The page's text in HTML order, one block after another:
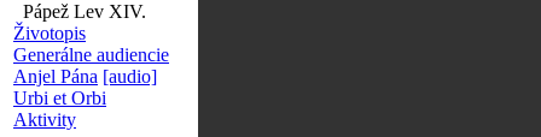
Pápež Lev XIV.
Životopis
Generálne audiencie
Anjel Pána [audio]
Urbi et Orbi
Aktivity